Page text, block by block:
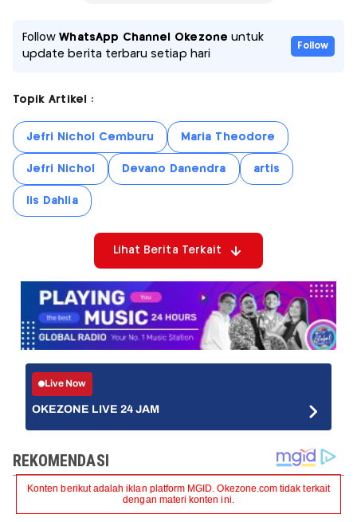
FollowWhatsApp Channel Okezone untuk
update berita terbaru setiap hari
Follow
Topik Artikel :
Jefri Nichol Cemburu Maria Theodore
Jefri Nichol Devano Danendra artis
Iis Dahlia
Lihat Berita Terkait
Live Now
OKEZONE LIVE 24 JAM